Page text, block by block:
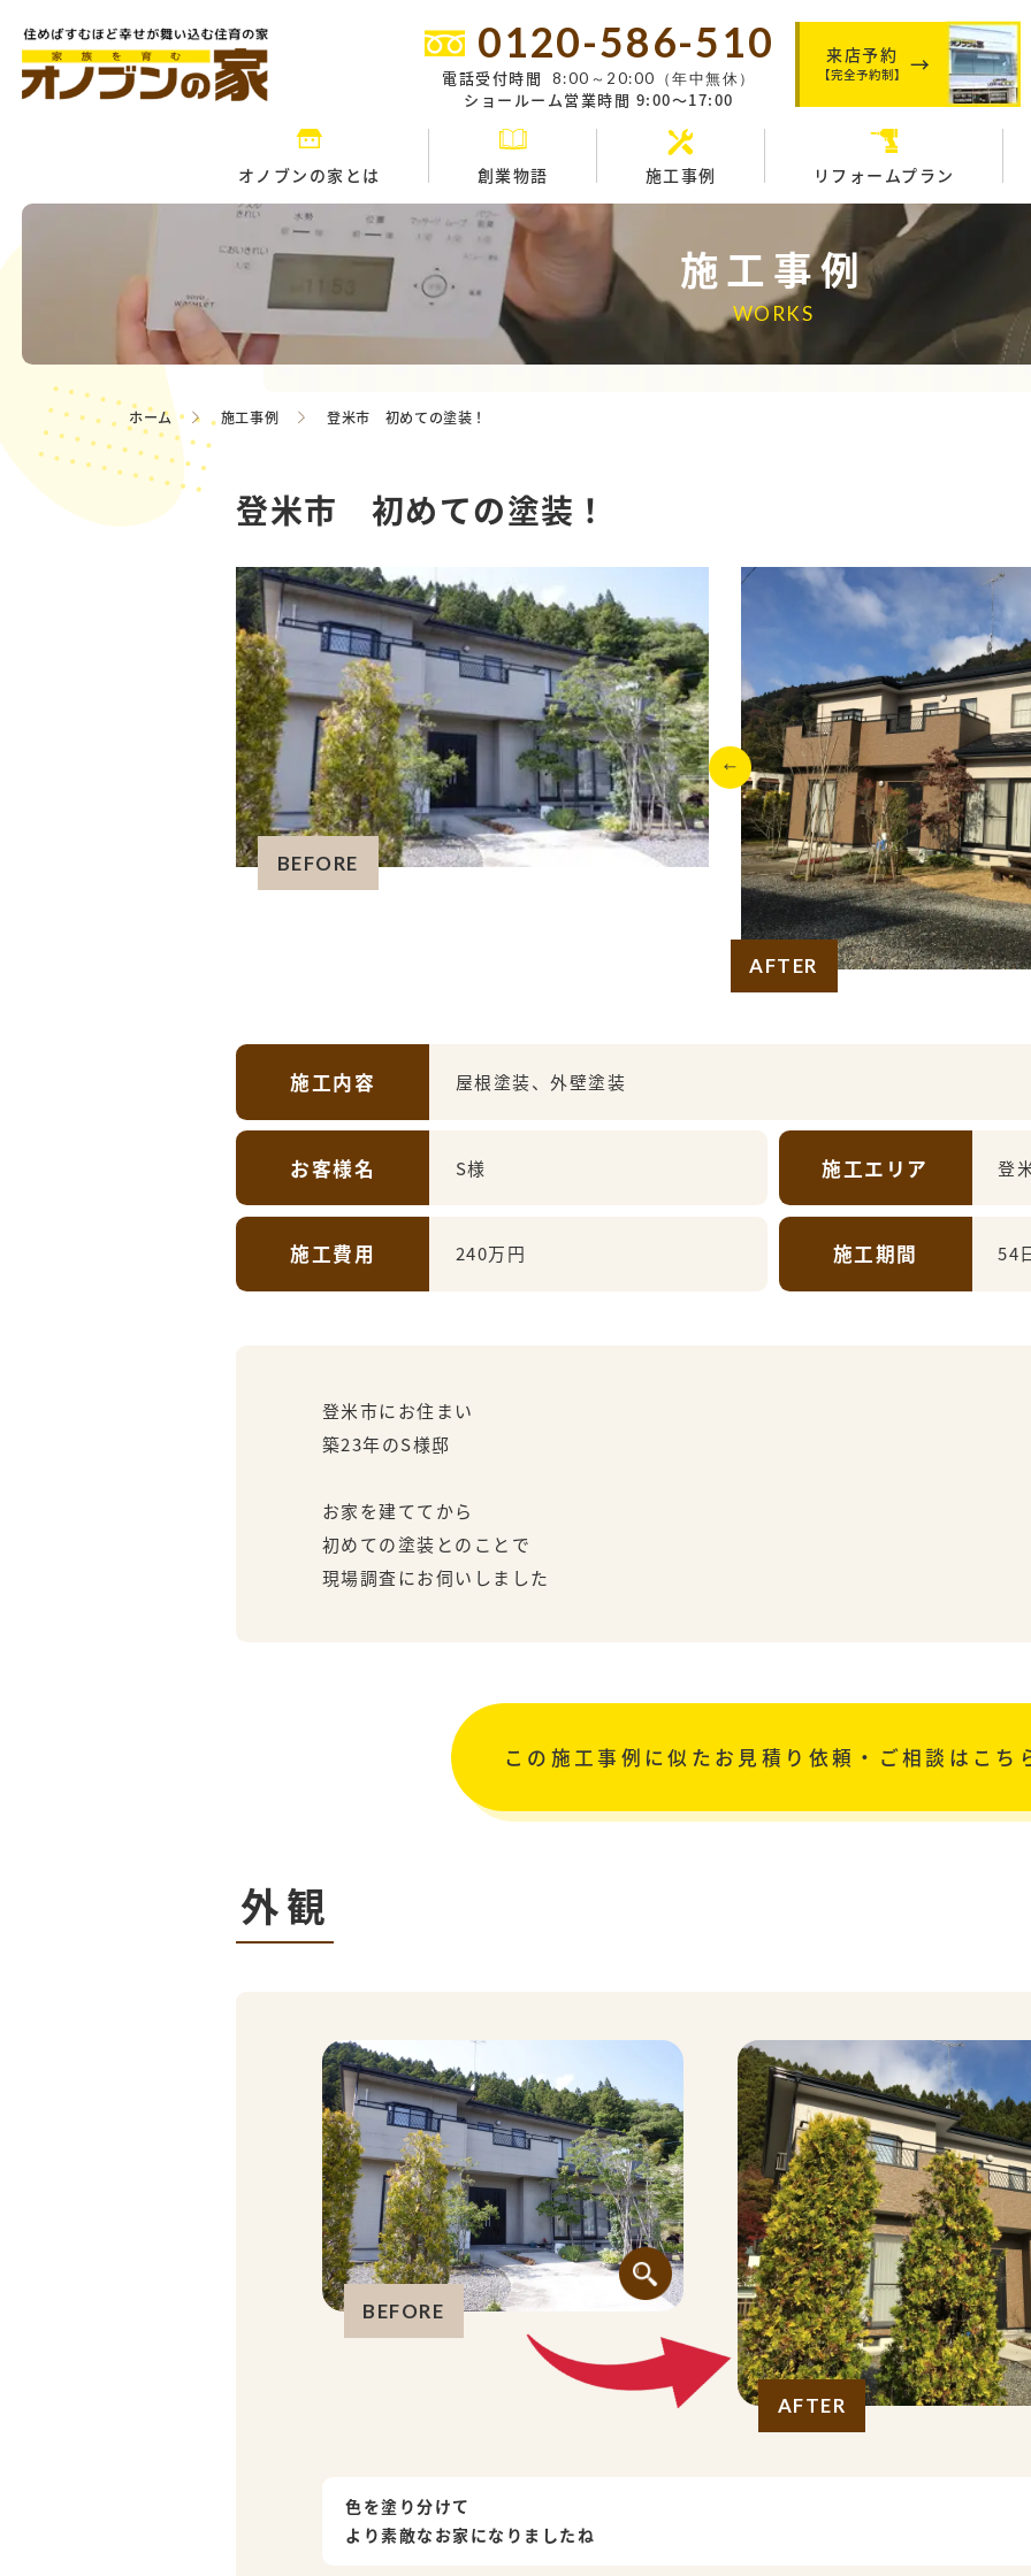
0120-586-510
電話受付時間 8:00～20:00（年中無休）
ショールーム営業時間 9:00～17:00
来店予約
【完全予約制】
オノブンの家とは 創業物語 施工事例 リフォームプラン
施工事例
WORKS
ホーム 施工事例 登米市 初めての塗装！
登米市 初めての塗装！
BEFORE
AFTER
施工内容 屋根塗装、外壁塗装
お客様名 S様 施工エリア 登
施工費用 240万円 施工期間 54
登米市にお住まい
築23年のS様邸
お家を建ててから
初めての塗装とのことで
現場調査にお伺いしました
この施工事例に似た お見積り依頼・ご相談はこち
外観
BEFORE
AFTER
色を塗り分けて
より素敵なお家になりましたね